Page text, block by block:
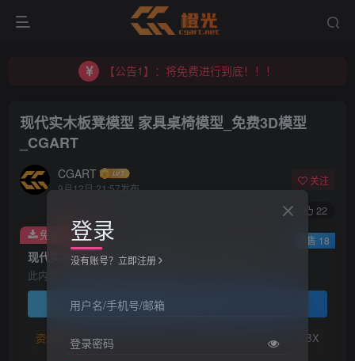
【公告1】：将免费进行到底！！！
【公告1】：将免费进行到底！！！
现代实木板凳模型 家具桌椅模型_免费3D模型
_CGART
CGART
9月12日 21:57发布
关注
94 22
此内容为免费资源，请登录后查看
登录查看
资源格式： FBX
免费资源 已售 18
登录
没有账号？立即注册
用户名/手机号/邮箱
登录密码